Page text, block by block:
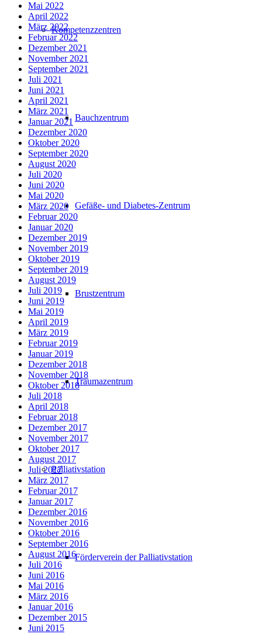
Kompetenzzentren
Bauchzentrum
Gefäße- und Diabetes-Zentrum
Brustzentrum
Traumazentrum
Palliativstation
Förderverein der Palliativstation
Mai 2022
April 2022
März 2022
Februar 2022
Dezember 2021
November 2021
September 2021
Juli 2021
Juni 2021
April 2021
März 2021
Januar 2021
Dezember 2020
Oktober 2020
September 2020
August 2020
Juli 2020
Juni 2020
Mai 2020
März 2020
Februar 2020
Januar 2020
Dezember 2019
November 2019
Oktober 2019
September 2019
August 2019
Juli 2019
Juni 2019
Mai 2019
April 2019
März 2019
Februar 2019
Januar 2019
Dezember 2018
November 2018
Oktober 2018
Juli 2018
April 2018
Februar 2018
Dezember 2017
November 2017
Oktober 2017
August 2017
Juli 2017
März 2017
Februar 2017
Januar 2017
Dezember 2016
November 2016
Oktober 2016
September 2016
August 2016
Juli 2016
Juni 2016
Mai 2016
März 2016
Januar 2016
Dezember 2015
Juni 2015